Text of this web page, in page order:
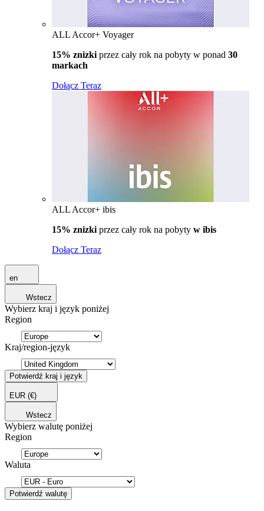
ALL Accor+ Voyager
15% znizki przez cały rok na pobyty w ponad 30
markach
Dołącz Teraz
ALL Accor+ ibis
15% znizki przez cały rok na pobyty w ibis
Dołącz Teraz
en
Wstecz
Wybierz kraj i język poniżej
Region
Kraj/region-język
Potwierdź kraj i język
EUR (€)
Wstecz
Wybierz walutę poniżej
Region
Waluta
Potwierdź walutę